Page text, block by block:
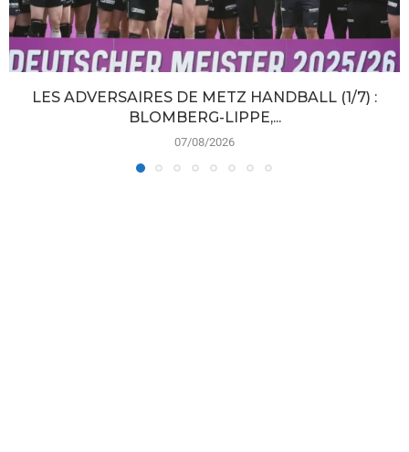
LES ADVERSAIRES DE METZ HANDBALL (1/7) :
BLOMBERG-LIPPE,...
07/08/2026